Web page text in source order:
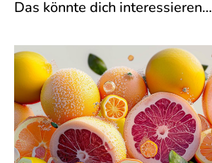
Das könnte dich interessieren…